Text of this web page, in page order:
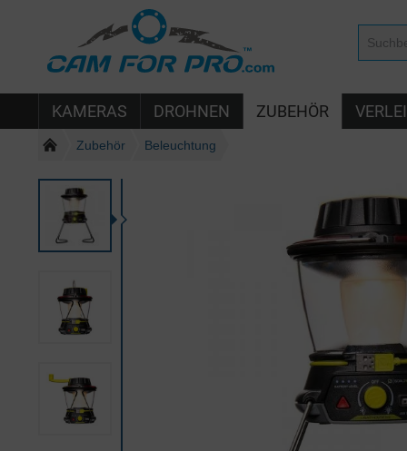
KAMERAS DROHNEN ZUBEHÖR
Zubehör Beleuchtung